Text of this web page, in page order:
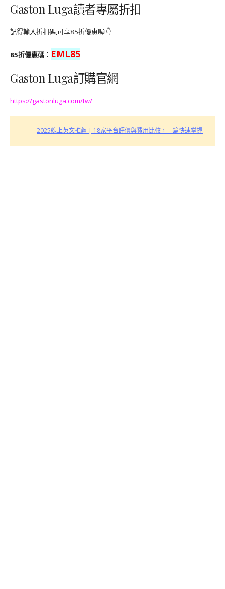
Gaston Luga讀者專屬折扣
記得輸入折扣碼,可享85折優惠喔!👇
85折優惠碼： EML85
Gaston Luga訂購官網
https://gastonluga.com/tw/
2025線上英文推薦 | 18家平台評價與費用比較，一篇快速掌握